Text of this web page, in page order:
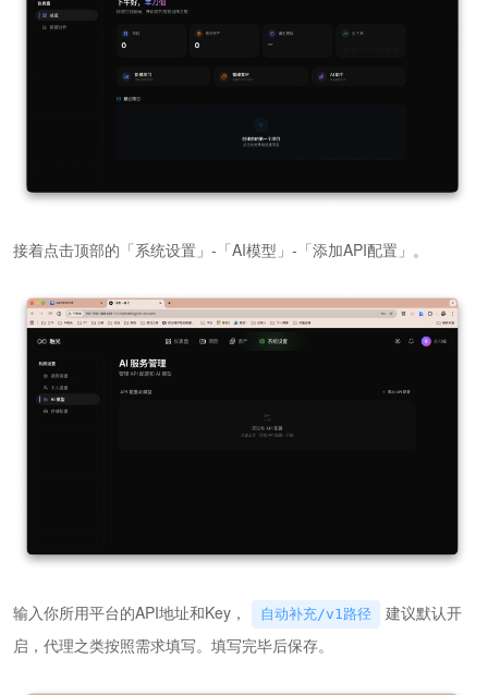
接着点击顶部的「系统设置」-「AI模型」-「添加API配置」。
输入你所用平台的API地址和Key， 自动补充/v1路径
建议默认开
启，代理之类按照需求填写。填写完毕后保存。